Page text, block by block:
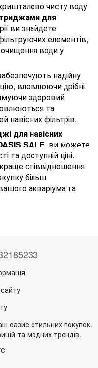
чисту воду
для
ви знайдете
елементів,
води у
надійну
вловлюючи дрібні
здоровий
та
навісних фільтрів.
для навісних
SALE, ви можете
та доступній ціні.
співвідношення
більш
акваріума та
оазис стильних покупок.
та модних трендів.